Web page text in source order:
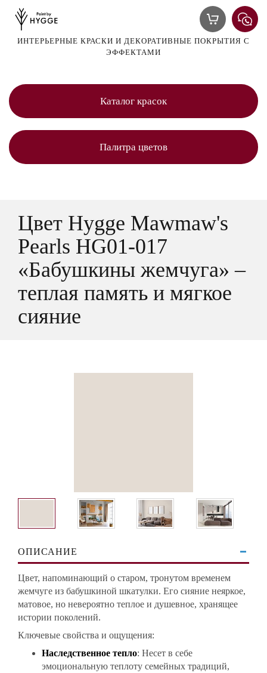
ИНТЕРЬЕРНЫЕ КРАСКИ И ДЕКОРАТИВНЫЕ ПОКРЫТИЯ С
ЭФФЕКТАМИ
Каталог красок
Палитра цветов
Цвет Hygge Mawmaw's
Pearls HG01-017
«Бабушкины жемчуга» –
теплая память и мягкое
сияние
ОПИСАНИЕ
Цвет, напоминающий о старом, тронутом временем
жемчуге из бабушкиной шкатулки. Его сияние неяркое,
матовое, но невероятно теплое и душевное, хранящее
истории поколений.
Ключевые свойства и ощущения:
Наследственное тепло: Несет в себе
эмоциональную теплоту семейных традиций,